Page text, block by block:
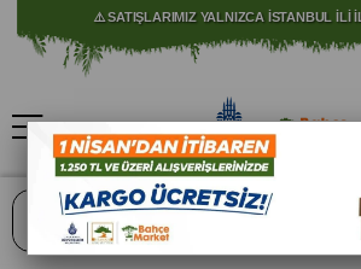
⚠️ SATIŞLARIMIZ YALNIZCA İSTANBUL İLİ